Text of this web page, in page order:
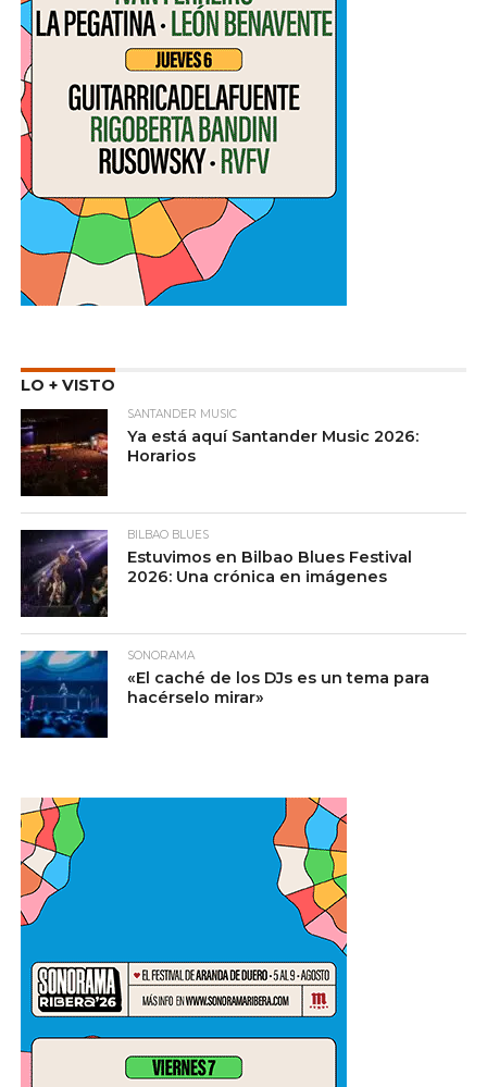
LO + VISTO
SANTANDER MUSIC
Ya está aquí Santander Music 2026:
Horarios
BILBAO BLUES
Estuvimos en Bilbao Blues Festival
2026: Una crónica en imágenes
SONORAMA
«El caché de los DJs es un tema para
hacérselo mirar»